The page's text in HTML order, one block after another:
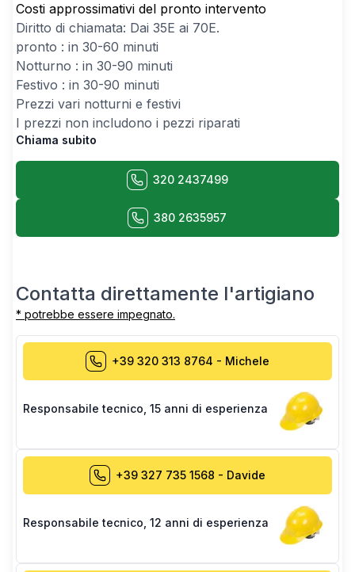
Costi approssimativi del pronto intervento
Diritto di chiamata: Dai 35E ai 70E.
pronto : in 30-60 minuti
Notturno : in 30-90 minuti
Festivo : in 30-90 minuti
Prezzi vari notturni e festivi
I prezzi non includono i pezzi riparati
Chiama subito
320 2437499
380 2635957
Contatta direttamente l'artigiano
* potrebbe essere impegnato.
+39 320 313 8764 - Michele
Responsabile tecnico 15 anni di esperienza
+39 327 735 1568 - Davide
Responsabile tecnico 12 anni di esperienza